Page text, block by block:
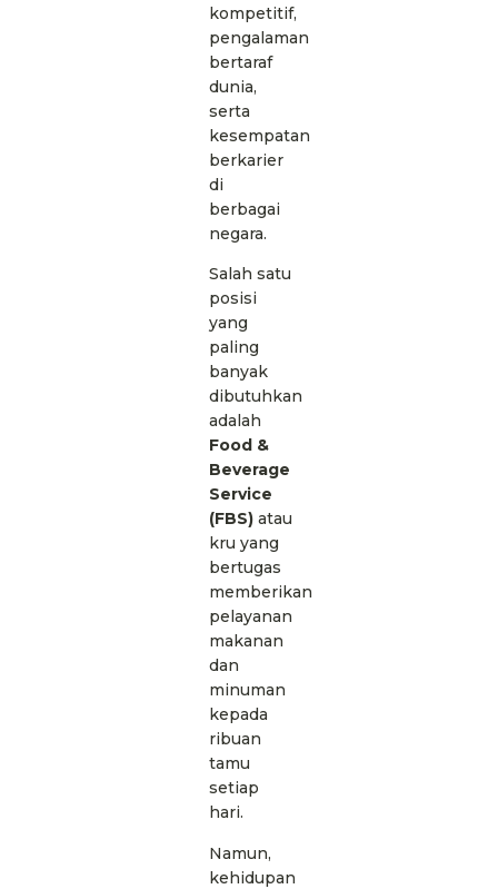
kompetitif,
pengalaman
bertaraf
dunia,
serta
kesempatan
berkarier
di
berbagai
negara.
Salah satu
posisi
yang
paling
banyak
dibutuhkan
adalah
Food &
Beverage
Service
(FBS) atau
kru yang
bertugas
memberikan
pelayanan
makanan
dan
minuman
kepada
ribuan
tamu
setiap
hari.
Namun,
kehidupan